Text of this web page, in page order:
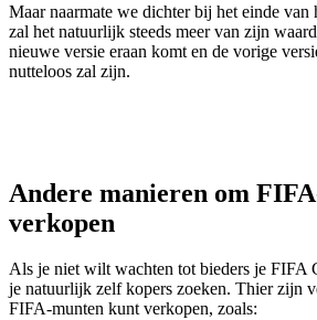
Maar naarmate we dichter bij het einde
zal het natuurlijk steeds meer van zijn
nieuwe versie eraan komt en de vorige
nutteloos zal zijn.
Andere manieren om
verkopen
Als je niet wilt wachten tot bieders je FIFA
je natuurlijk zelf kopers zoeken. Thier zijn
FIFA-munten kunt verkopen, zoals: